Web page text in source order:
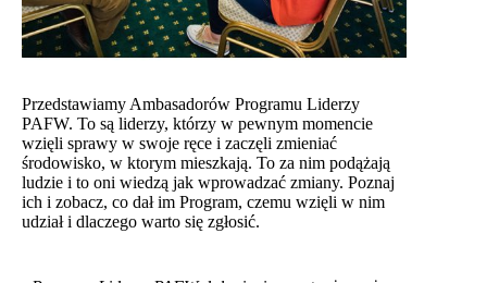
Przedstawiamy Ambasadorów Programu Liderzy
PAFW. To są liderzy, którzy w pewnym momencie
wzięli sprawy w swoje ręce i zaczęli zmieniać
środowisko, w ktorym mieszkają. To za nim podążają
ludzie i to oni wiedzą jak wprowadzać zmiany. Poznaj
ich i zobacz, co dał im Program, czemu wzięli w nim
udział i dlaczego warto się zgłosić.